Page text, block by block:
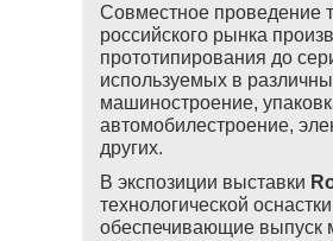
Совместное проведение
российского рынка
прототипирования до
используемых в
машиностроение,
автомобилестроение,
других.
В экспозиции выставки
технологической
обеспечивающие выпуск